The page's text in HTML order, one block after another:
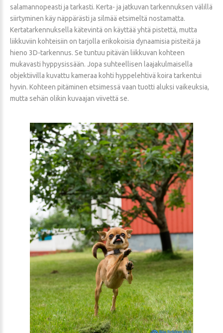
salamannopeasti ja tarkasti. Kerta- ja jatkuvan tarkennuksen välillä
siirtyminen käy näppärästi ja silmää etsimeltä nostamatta.
Kertatarkennuksella kätevintä on käyttää yhtä pistettä, mutta
liikkuviin kohteisiin on tarjolla erikokoisia dynaamisia pisteitä ja
hieno 3D-tarkennus. Se tuntuu pitävän liikkuvan kohteen
mukavasti hyppysissään. Jopa suhteellisen laajakulmaisella
objektiivilla kuvattu kameraa kohti hyppelehtivä koira tarkentui
hyvin. Kohteen pitäminen etsimessä vaan tuotti aluksi vaikeuksia,
mutta sehän olikin kuvaajan viivettä se.